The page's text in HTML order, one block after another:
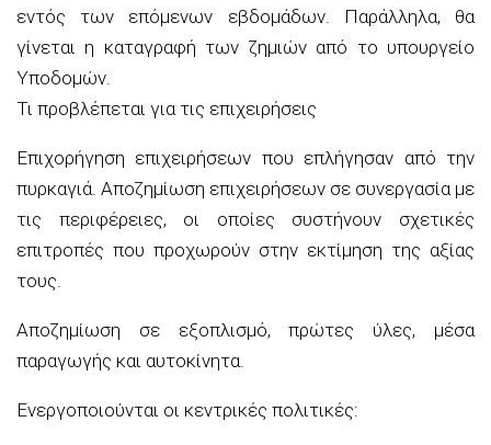
εντός των επόμενων εβδομάδων. Παράλληλα, θα
γίνεται η καταγραφή των ζημιών από το υπουργείο
Υποδομών.
Τι προβλέπεται για τις επιχειρήσεις
Επιχορήγηση επιχειρήσεων που επλήγησαν από την
πυρκαγιά. Αποζημίωση επιχειρήσεων σε συνεργασία με
τις περιφέρειες, οι οποίες συστήνουν σχετικές
επιτροπές που προχωρούν στην εκτίμηση της αξίας
τους.
Αποζημίωση σε εξοπλισμό, πρώτες ύλες, μέσα
παραγωγής και αυτοκίνητα.
Ενεργοποιούνται οι κεντρικές πολιτικές: